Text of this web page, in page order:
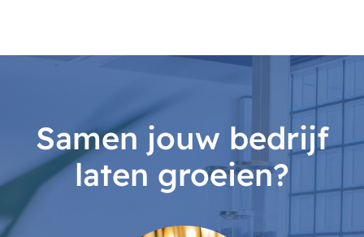
Samen jouw bedrijf
laten groeien?